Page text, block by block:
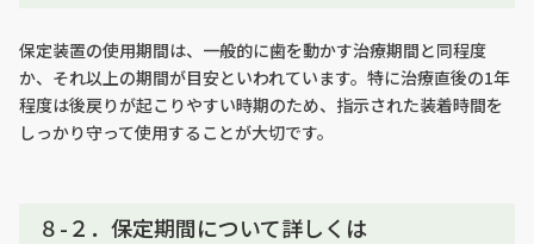
保定装置の使用期間は、一般的に歯を動かす治療期間と同程度
か、それ以上の期間が目安といわれています。特に治療直後の1年
程度は後戻りが起こりやすい時期のため、指示された装着時間を
しっかり守って使用することが大切です。
８-２．保定期間について詳しくは